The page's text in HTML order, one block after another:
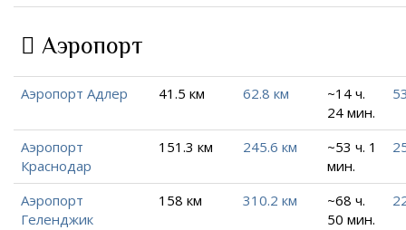
Аэропорт
Аэропорт Адлер 41.5 км 62.8 км
~14 ч.
24 мин.
Аэропорт
Краснодар
151.3 км 245.6 км
~53 ч. 1
мин.
Аэропорт
Геленджик
158 км 310.2 км
~68 ч.
50 мин.